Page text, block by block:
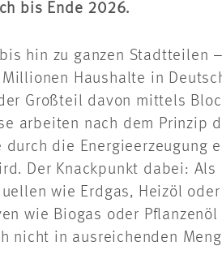
bis Ende 2026.
hin zu ganzen Stadtteilen
Haushalte in
Großteil davon mittels
arbeiten nach dem Prinzip
durch die Energieerzeugung
Der Knackpunkt dabei:
wie Erdgas, Heizöl oder
wie Biogas oder Pflanzenöl
nicht in ausreichenden